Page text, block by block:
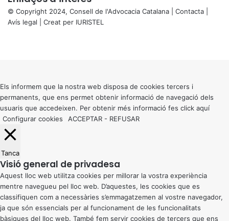
© Copyright 2024, Consell de l'Advocacia Catalana | Contacta
Avís legal | Creat per IURISTEL
button
Els informem que la nostra web disposa de cookies tercers i
permanents, que ens permet obtenir informació de navegació dels
usuaris que accedeixen. Per obtenir més informació fes click aquí
Configurar cookies
ACCEPTAR - REFUSAR
Tanca
Visió general de privadesa
Aquest lloc web utilitza cookies per millorar la vostra experiència
mentre navegueu pel lloc web. D’aquestes, les cookies que es
classifiquen com a necessàries s’emmagatzemen al vostre navegador,
ja que són essencials per al funcionament de les funcionalitats
bàsiques del lloc web. També fem servir cookies de tercers que ens